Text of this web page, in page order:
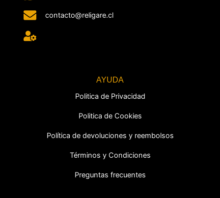
contacto@religare.cl
AYUDA
Politica de Privacidad
Politica de Cookies
Política de devoluciones y reembolsos
Términos y Condiciones
Preguntas frecuentes